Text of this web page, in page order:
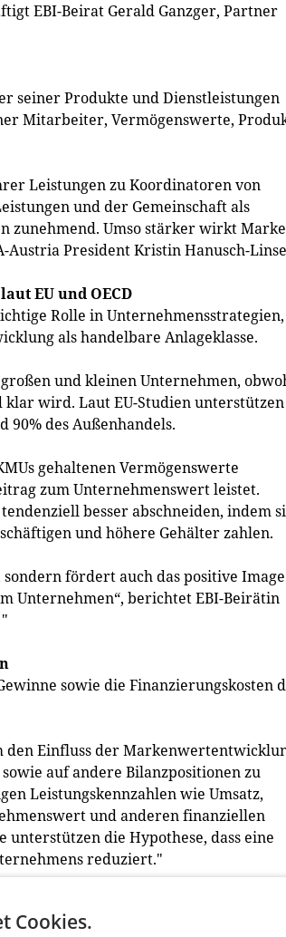
EBI-Beirat Gerald Ganzger, Partner
seiner Produkte und Dienstleistungen
Mitarbeiter, Vermögenswerte,
Leistungen zu Koordinatoren von
und der Gemeinschaft als
zunehmend. Umso stärker wirkt
President Kristin Hanusch-
EU und OECD
Rolle in Unternehmensstrategien,
als handelbare Anlageklasse.
und kleinen Unternehmen,
wird. Laut EU-Studien unterstützen
des Außenhandels.
gehaltenen Vermögenswerte
zum Unternehmenswert leistet.
besser abschneiden, indem
und höhere Gehälter zahlen.
fördert auch das positive Image
Unternehmen“, berichtet EBI-Beirätin
sowie die Finanzierungskosten
den Einfluss der
auf andere Bilanzpositionen zu
Leistungskennzahlen wie Umsatz,
und anderen finanziellen
die Hypothese, dass eine
reduziert."
vor allem auch aus rechtlicher,
sich einen wesentlichen und
Cookies.